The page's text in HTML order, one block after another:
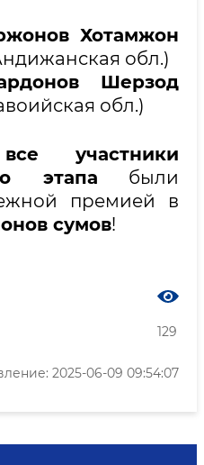
Хотамжон
обл.)
Шерзод
обл.)
все участники
этапа были
премией в
сумов!
129
2025-06-09 09:54:07